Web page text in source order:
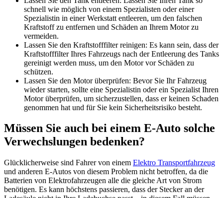
schnell wie möglich von einem Spezialisten oder einer
Spezialistin in einer Werkstatt entleeren, um den falschen
Kraftstoff zu entfernen und Schäden an Ihrem Motor zu
vermeiden.
Lassen Sie den Kraftstofffilter reinigen: Es kann sein, dass der
Kraftstofffilter Ihres Fahrzeugs nach der Entleerung des Tanks
gereinigt werden muss, um den Motor vor Schäden zu
schützen.
Lassen Sie den Motor überprüfen: Bevor Sie Ihr Fahrzeug
wieder starten, sollte eine Spezialistin oder ein Spezialist Ihren
Motor überprüfen, um sicherzustellen, dass er keinen Schaden
genommen hat und für Sie kein Sicherheitsrisiko besteht.
Müssen Sie auch bei einem E-Auto solche
Verwechslungen bedenken?
Glücklicherweise sind Fahrer von einem Elektro Transportfahrzeug
und anderen E-Autos von diesem Problem nicht betroffen, da die
Batterien von Elektrofahrzeugen alle die gleiche Art von Strom
benötigen. Es kann höchstens passieren, dass der Stecker an der